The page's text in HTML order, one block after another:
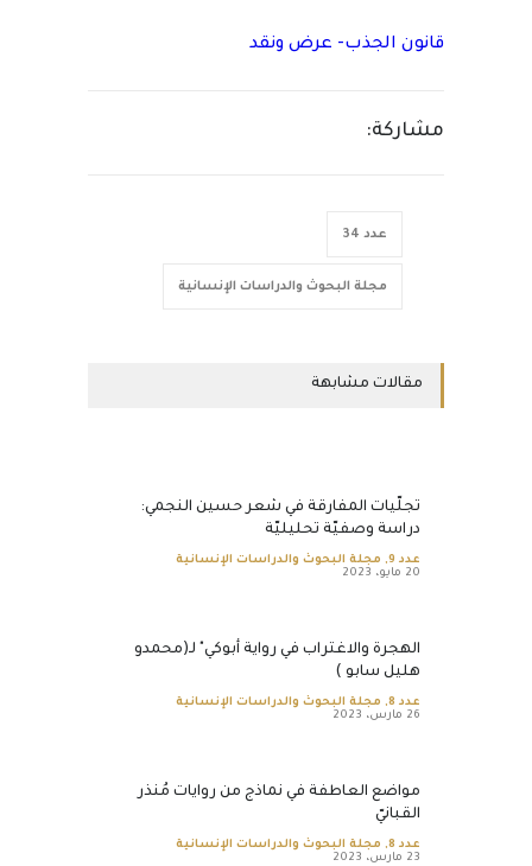
قانون الجذب- عرض ونقد
مشاركة:
عدد 34
مجلة البحوث والدراسات الإنسانية
مقالات مشابهة
تجلّيات المفارقة في شعر حسين النجمي:
دراسة وصفيّة تحليليّة
عدد 9 , مجلة البحوث والدراسات الإنسانية
20 مايو، 2023
الهجرة والاغتراب في رواية أبوكي" لـ(محمدو
هليل سابو )
عدد 8 , مجلة البحوث والدراسات الإنسانية
26 مارس، 2023
مواضع العاطفة في نماذج من روايات مُنذر
القبانيّ
عدد 8 , مجلة البحوث والدراسات الإنسانية
23 مارس، 2023